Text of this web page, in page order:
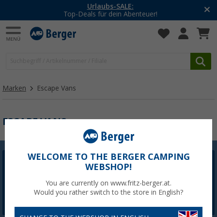
Urlaubs-SALE:
Top-Deals für dein Abenteuer!
Marken Escape Vans
ESCAPE VANS
Berger Newsletter
5,- € Willkommensgutschein sichern
WELCOME TO THE BERGER CAMPING
WEBSHOP!
You are currently on www.fritz-berger.at.
Would you rather switch to the store in English?